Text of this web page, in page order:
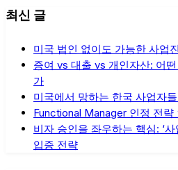
최신 글
미국 법인 없이도 가능한 사업
증여 vs 대출 vs 개인자산: 어
가
미국에서 망하는 한국 사업자
Functional Manager 인정 전략
비자 승인을 좌우하는 핵심: ‘
입증 전략